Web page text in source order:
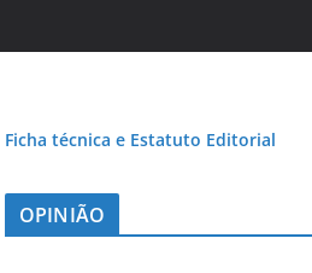
Ficha técnica e Estatuto Editorial
OPINIÃO